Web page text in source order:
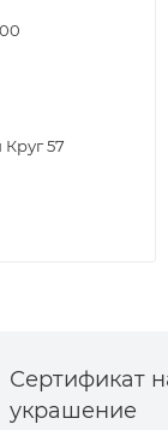
57
Сертификат
украшение